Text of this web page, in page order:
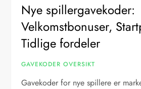
Nye spillergavekoder:
Velkomstbonuser,
Tidlige fordeler
GAVEKODER OVERSIKT
Gavekoder for nye spillere er